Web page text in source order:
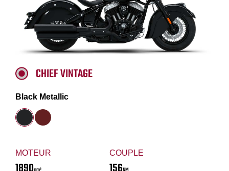
MOTEUR COUPLE
CHIEF VINTAGE
Black Metallic